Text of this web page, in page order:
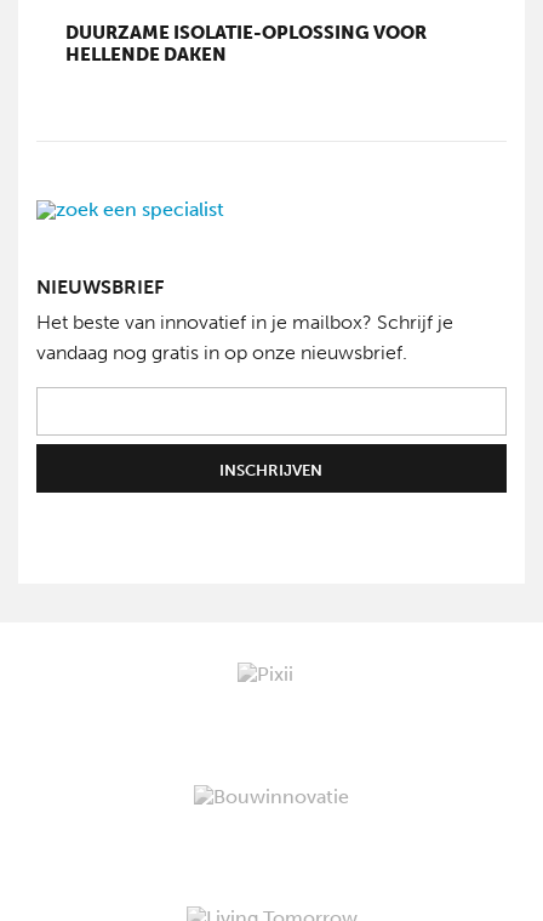
DUURZAME ISOLATIE-OPLOSSING VOOR
HELLENDE DAKEN
NIEUWSBRIEF
Het beste van innovatief in je mailbox? Schrijf je
vandaag nog gratis in op onze nieuwsbrief.